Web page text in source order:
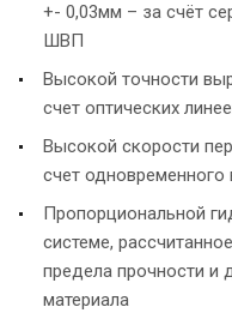
+- 0,03мм – за счёт
ШВП
Высокой точности
счет оптических
Высокой скорости
счет одновременного
Пропорциональной
системе,
предела прочности и
материала